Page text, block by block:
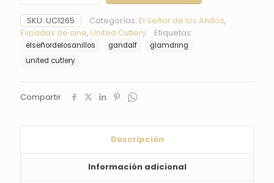
Gandalf,
El
Señor
de
los
United
SKU: UC1265 Categorías: El Señor de los Anillos,
Espadas de cine, United Cutlery Etiquetas:
elseñordelosanillos gandalf
glamdring
united cutlery
Compartir
Descripción
Información adicional